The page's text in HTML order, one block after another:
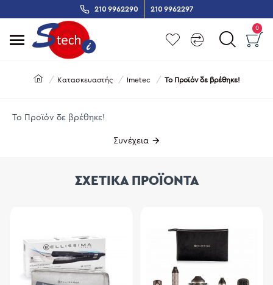
210 9962290 210 9962297
0
Κατασκευαστής Imetec Το Προϊόν δε βρέθηκε!
Το Προϊόν δε βρέθηκε!
Συνέχεια
ΣΧΕΤΙΚΑ ΠΡΟΪΟΝΤΑ